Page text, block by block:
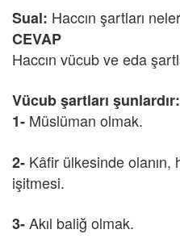
Sual: Haccın şartları
CEVAP
Haccın vücub ve eda
Vücub şartları şunlardır:
1- Müslüman olmak.
2- Kâfir ülkesinde olanın,
işitmesi.
3-Akıl baliğ olmak.